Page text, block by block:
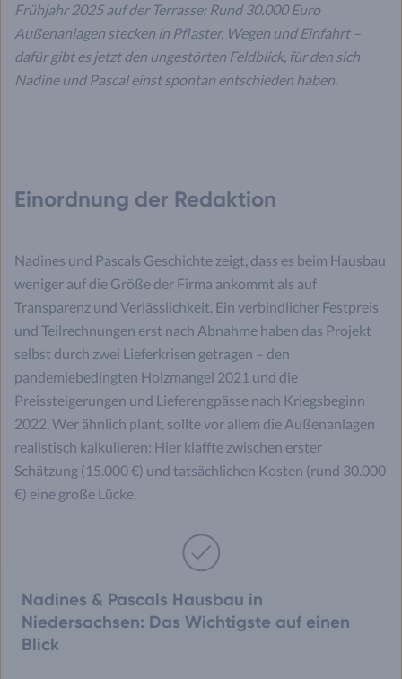
Frühjahr 2025 auf der Terrasse: Rund 30.000 Euro
Außenanlagen stecken in Pflaster, Wegen und Einfahrt –
dafür gibt es jetzt den ungestörten Feldblick, für den sich
Nadine und Pascal einst spontan entschieden haben.
Einordnung der Redaktion
Nadines und Pascals Geschichte zeigt, dass es beim Hausbau
weniger auf die Größe der Firma ankommt als auf
Transparenz und Verlässlichkeit. Ein verbindlicher Festpreis
und Teilrechnungen erst nach Abnahme haben das Projekt
selbst durch zwei Lieferkrisen getragen – den
pandemiebedingten Holzmangel 2021 und die
Preissteigerungen und Lieferengpässe nach Kriegsbeginn
2022. Wer ähnlich plant, sollte vor allem die Außenanlagen
realistisch kalkulieren: Hier klaffte zwischen erster
Schätzung (15.000 €) und tatsächlichen Kosten (rund 30.000
€) eine große Lücke.
Nadines & Pascals Hausbau in
Niedersachsen: Das Wichtigste auf einen
Blick